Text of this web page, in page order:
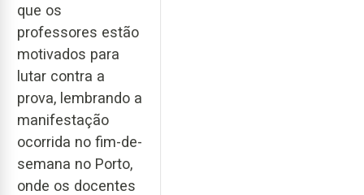
que os
professores estão
motivados para
lutar contra a
prova, lembrando a
manifestação
ocorrida no fim-de-
semana no Porto,
onde os docentes